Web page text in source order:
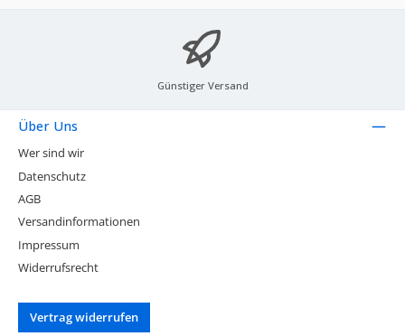
Günstiger Versand
Über Uns
Wer sind wir
Datenschutz
AGB
Versandinformationen
Impressum
Widerrufsrecht
Vertrag widerrufen